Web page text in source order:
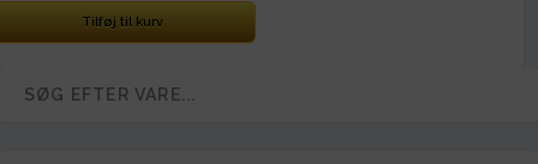
Tilføj til kurv